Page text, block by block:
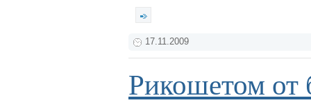
17.11.2009
Рикошетом от